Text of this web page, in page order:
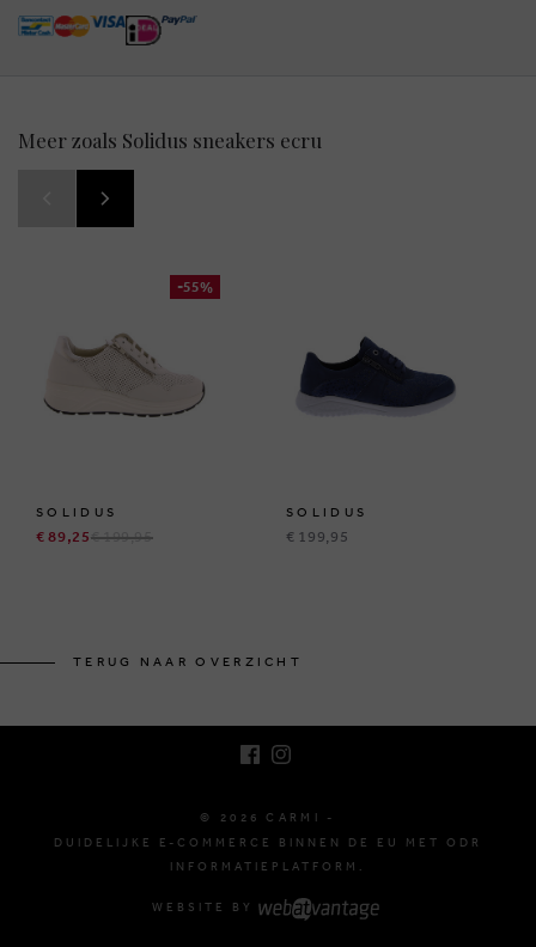
Meer zoals Solidus sneakers ecru
-55%
SOLIDUS
€ 89,25€ 199,95
SOLIDUS
€ 199,95
TERUG NAAR OVERZICHT
© 2026 CARMI -
DUIDELIJKE E-COMMERCE BINNEN DE EU MET ODR
INFORMATIEPLATFORM.
WEBSITE BY